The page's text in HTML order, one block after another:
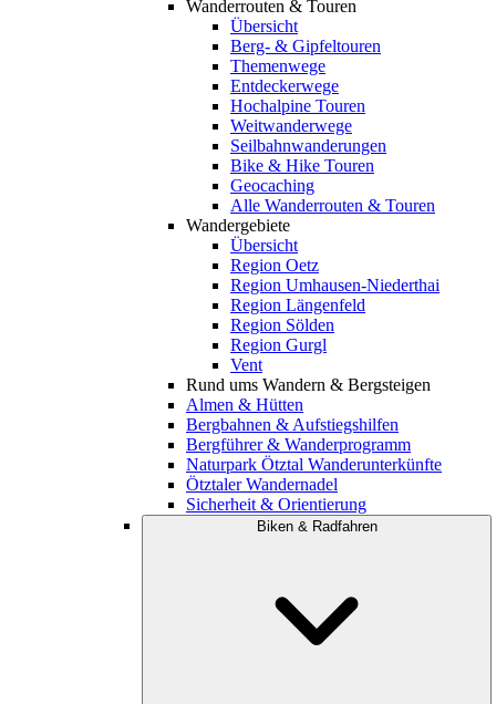
Wanderrouten & Touren
Übersicht
Berg- & Gipfeltouren
Themenwege
Entdeckerwege
Hochalpine Touren
Weitwanderwege
Seilbahnwanderungen
Bike & Hike Touren
Geocaching
Alle Wanderrouten & Touren
Wandergebiete
Übersicht
Region Oetz
Region Umhausen-Niederthai
Region Längenfeld
Region Sölden
Region Gurgl
Vent
Rund ums Wandern & Bergsteigen
Almen & Hütten
Bergbahnen & Aufstiegshilfen
Bergführer & Wanderprogramm
Naturpark Ötztal Wanderunterkünfte
Ötztaler Wandernadel
Sicherheit & Orientierung
Biken & Radfahren